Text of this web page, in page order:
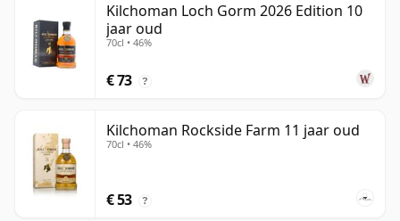
Kilchoman Loch Gorm 2026 Edition 10
jaar oud
70cl • 46%
€ 73 ?
Kilchoman Rockside Farm 11 jaar oud
70cl • 46%
€ 53 ?